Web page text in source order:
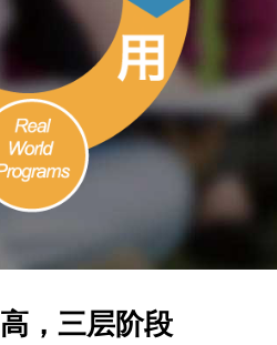
，三层阶段